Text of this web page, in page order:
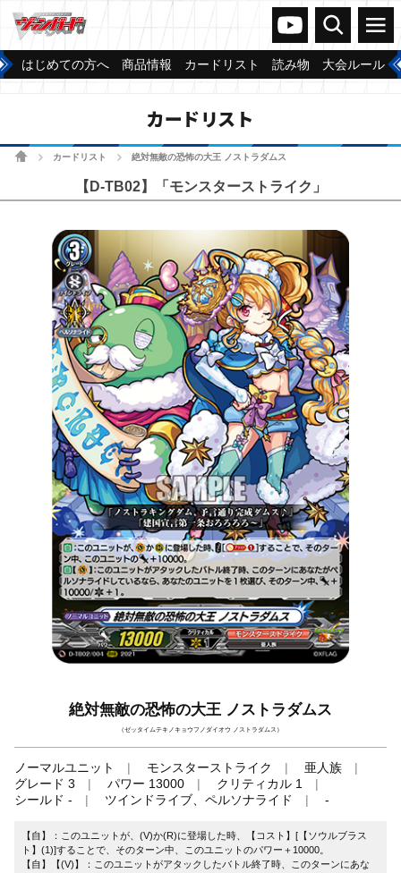
ヴァンガードch
検索 メニュー
はじめての方へ 商品情報 カードリスト 読み物 大会ルール
カードリスト
ホームカードリスト 絶対無敵の恐怖の大王 ノストラダムス
【D-TB02】「モンスターストライク」
絶対無敵の恐怖の大王 ノストラダムス
（ゼッタイムテキノキョウフノダイオウ ノストラダムス）
ノーマルユニット モンスターストライク
亜人族
グレード 3
パワー 13000
クリティカル 1
シールド -
ツインドライブ、ペルソナライド -
【自】：このユニットが、(V)か(R)に登場した時、【コスト】[【ソウルブラス
ト】(1)]することで、そのターン中、このユニットのパワー＋10000。
【自】【(V)】：このユニットがアタックしたバトル終了時、このターンにあな